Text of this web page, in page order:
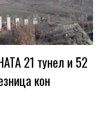
21 тунел и 52
кон